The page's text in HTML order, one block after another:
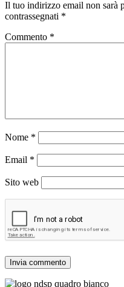
Il tuo indirizzo email non sarà
contrassegnati *
Commento *
Nome *
Email *
Sito web